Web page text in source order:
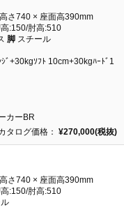
さ740 × 座面高390mm
:150/肘高:510
脚 スチール
ｼﾞ+30kgｿﾌﾄ 10cm+30kgﾊｰﾄﾞ1
カーBR
タログ価格： ¥270,000(税抜)
さ740 × 座面高390mm
:150/肘高:510